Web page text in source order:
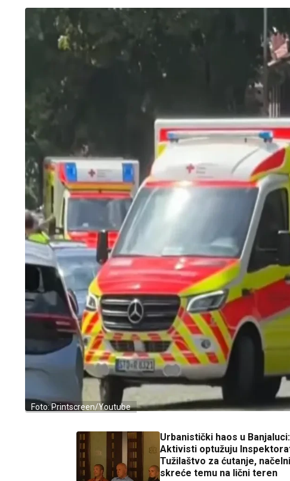
Foto: Printscreen/Youtube
Urbanistički haos u Banjaluci:
Aktivisti optužuju
Tužilaštvo za ćutanje,
skreće temu na lični teren